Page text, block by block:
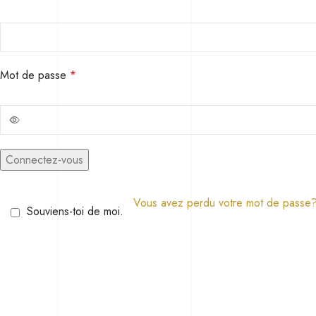
Mot de passe *
Connectez-vous
Vous avez perdu votre mot de
Souviens-toi de moi.